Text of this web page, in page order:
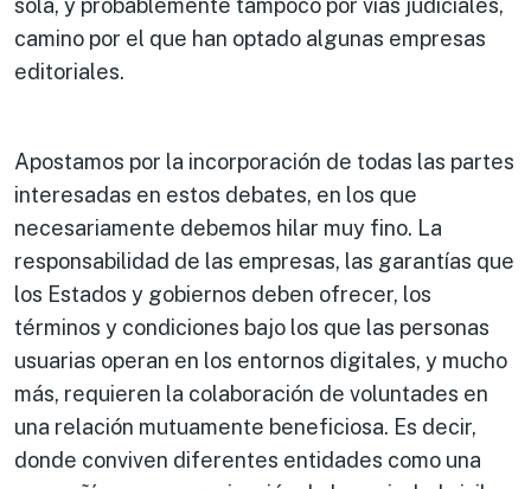
camino por el que han optado algunas empresas
editoriales.
Apostamos por la incorporación de todas las partes
interesadas en estos debates, en los que
necesariamente debemos hilar muy fino. La
responsabilidad de las empresas, las garantías que
los Estados y gobiernos deben ofrecer, los
términos y condiciones bajo los que las personas
usuarias operan en los entornos digitales, y mucho
más, requieren la colaboración de voluntades en
una relación mutuamente beneficiosa. Es decir,
donde conviven diferentes entidades como una